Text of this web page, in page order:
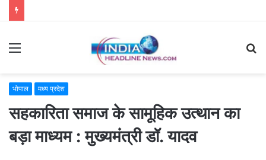
Menu
भोपाल मध्य प्रदेश
सहकारिता समाज के सामूहिक उत्थान का
बड़ा माध्यम : मुख्यमंत्री डॉ. यादव